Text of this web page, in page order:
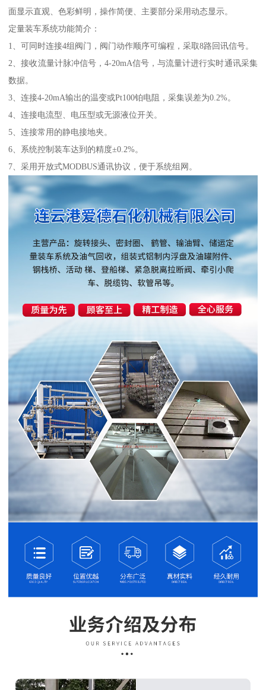
面显示直观、色彩鲜明，操作简便、主要部分采用动态显示。
定量装车系统功能简介：
1、可同时连接4组阀门，阀门动作顺序可编程，采取8路回讯信号。
2、接收流量计脉冲信号，4-20mA信号，与流量计进行实时通讯采集
数据。
3、连接4-20mA输出的温变或Pt100铂电阻，采集误差为0.2%。
4、连接电流型、电压型或无源液位开关。
5、连接常用的静电接地夹。
6、系统控制装车达到的精度±0.2%。
7、采用开放式MODBUS通讯协议，便于系统组网。